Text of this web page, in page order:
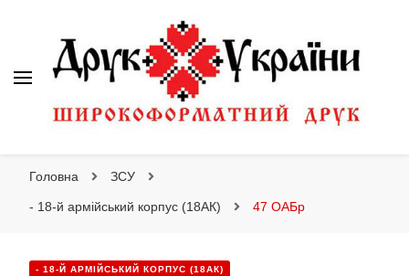
Головна ЗСУ
- 18-й армійський корпус (18АК) 47 ОАБр
- 18-Й АРМІЙСЬКИЙ КОРПУС (18АК)